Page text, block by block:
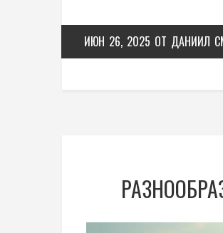
ИЮН 26, 2025 ОТ ДАНИИЛ